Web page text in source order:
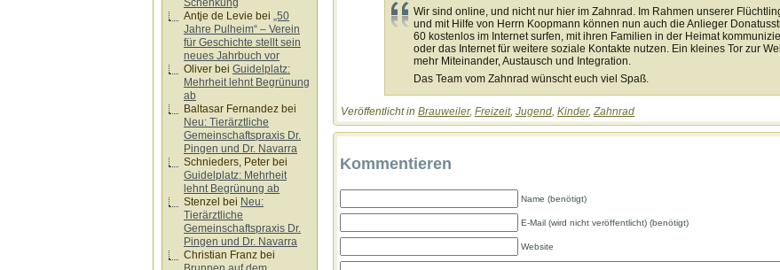
Schenkung
Antje de Levie bei „50
Jahre Pulheim“ – Verein
für Geschichte stellt sein
neues Jahrbuch vor
Oliver bei Guidelplatz:
Mehrheit lehnt Begrünung
ab
Baltasar Fernandez bei
Neu: Tierärztliche
Gemeinschaftspraxis Dr.
Pingen und Dr. Navarra
Schnieders, Peter bei
Guidelplatz: Mehrheit
lehnt Begrünung ab
Stenzel bei Neu:
Tierärztliche
Gemeinschaftspraxis Dr.
Pingen und Dr. Navarra
Christian Franz bei
Wir sind online, und nicht nur hier im Zahnrad. Im Rahmen unserer
und mit Hilfe von Herrn Koopmann können nun auch die Anlieger
60 kostenlos im Internet surfen, mit ihren Familien in der Heimat
oder das Internet für weitere soziale Kontakte nutzen. Ein kleines Tor zur
mehr Miteinander, Austausch und Integration.
Das Team vom Zahnrad wünscht euch viel Spaß.
Veröffentlicht in Brauweiler, Freizeit, Jugend, Kinder,Zahnrad
Kommentieren
Name (benötigt)
E-Mail (wird nicht veröffentlicht) (benötigt)
Website